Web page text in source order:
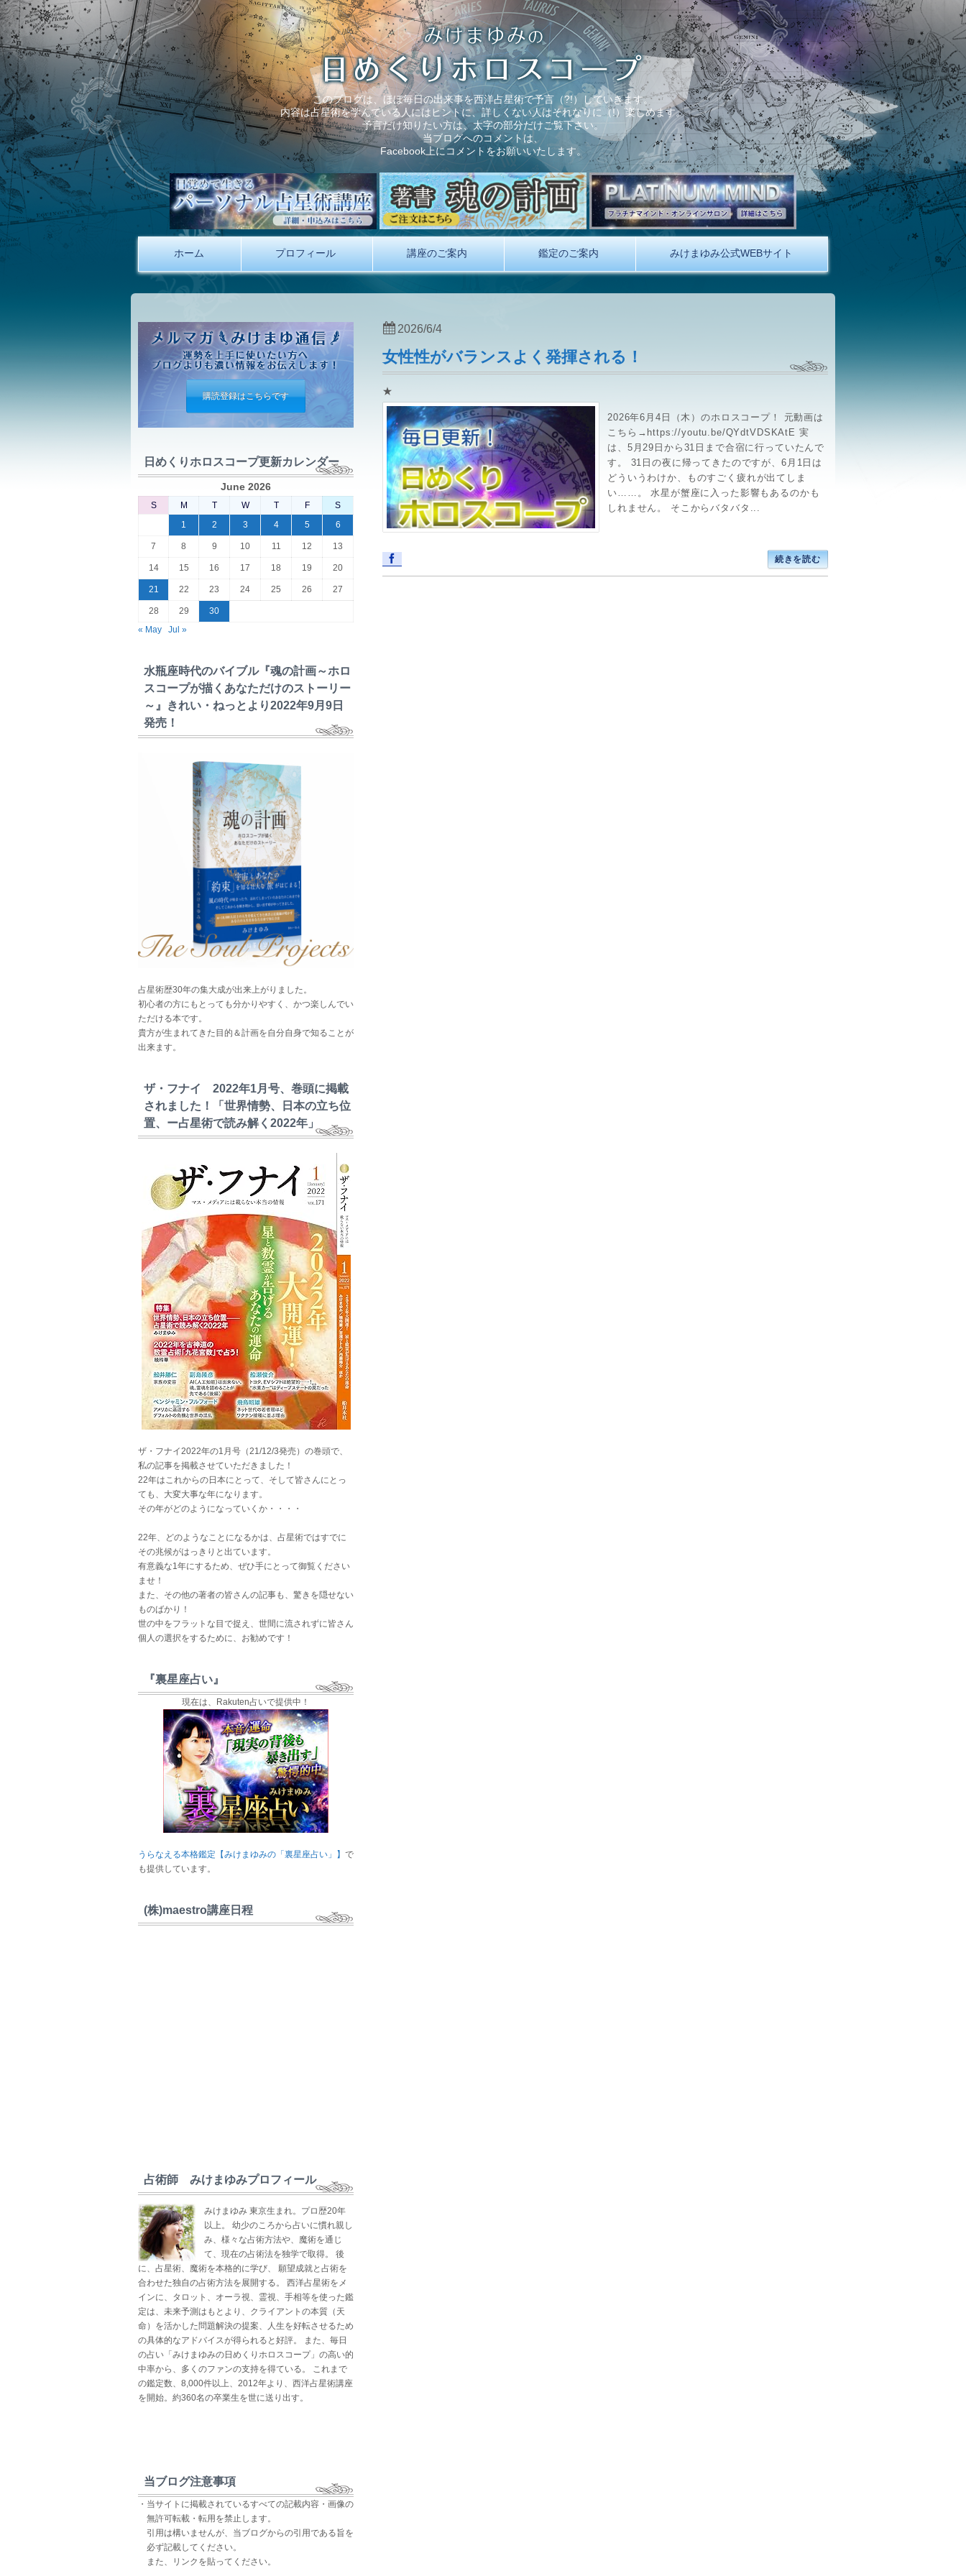
このブログは、ほぼ毎日の出来事を西洋占星術で予言（?!）していきます。
内容は占星術を学んでいる人にはヒントに、詳しくない人はそれなりに（!）楽しめます。
予言だけ知りたい方は、太字の部分だけご覧下さい。
当ブログへのコメントは、
Facebook上にコメントをお願いいたします。
ホーム プロフィール 講座のご案内 鑑定のご案内 みけまゆみ公式WEBサイト
女性性がバランスよく発揮される！
★
2026年6月4日（木）のホロスコープ！ 元動画は
こちら→https://youtu.be/QYdtVDSKAtE 実
は、5月29日から31日まで合宿に行っていたんで
す。 31日の夜に帰ってきたのですが、6月1日は
どういうわけか、ものすごく疲れが出てしま
い……。 水星が蟹座に入った影響もあるのかも
しれません。 そこからバタバタ...
続きを読む
2026/6/4
購読登録はこちらです
日めくりホロスコープ更新カレンダー
June 2026
S M T W T F
S
1
2 3 4 5 6
7 8 9 10 11 12 13
14 15 16 17 18 19 20
21 22 23 24 25 26 27
28 29
30
« May
Jul »
水瓶座時代のバイブル『魂の計画～ホロ
スコープが描くあなただけのストーリー
～』きれい・ねっとより2022年9月9日
発売！
占星術歴30年の集大成が出来上がりました。
初心者の方にもとっても分かりやすく、かつ楽しんでい
ただける本です。
貴方が生まれてきた目的＆計画を自分自身で知ることが
出来ます。
ザ・フナイ 2022年1月号、巻頭に掲載
されました！「世界情勢、日本の立ち位
置、ー占星術で読み解く2022年」
ザ・フナイ2022年の1月号（21/12/3発売）の巻頭で、
私の記事を掲載させていただきました！
22年はこれからの日本にとって、そして皆さんにとっ
ても、大変大事な年になります。
その年がどのようになっていくか・・・・
22年、どのようなことになるかは、占星術ではすでに
その兆候がはっきりと出ています。
有意義な1年にするため、ぜひ手にとって御覧ください
ませ！
また、その他の著者の皆さんの記事も、驚きを隠せない
ものばかり！
世の中をフラットな目で捉え、世間に流されずに皆さん
個人の選択をするために、お勧めです！
『裏星座占い』
現在は、Rakuten占いで提供中！
うらなえる本格鑑定【みけまゆみの「裏星座占い」】 で
も提供しています。
(株)maestro講座日程
占術師 みけまゆみプロフィール
みけまゆみ 東京生まれ。プロ歴20年
以上。 幼少のころから占いに慣れ親し
み、様々な占術方法や、魔術を通じ
て、現在の占術法を独学で取得。 後
に、占星術、魔術を本格的に学び、 願望成就と占術を
合わせた独自の占術方法を展開する。 西洋占星術をメ
インに、タロット、オーラ視、霊視、手相等を使った鑑
定は、未来予測はもとより、クライアントの本質（天
命）を活かした問題解決の提案、人生を好転させるため
の具体的なアドバイスが得られると好評。 また、毎日
の占い「みけまゆみの日めくりホロスコープ」の高い的
中率から、多くのファンの支持を得ている。 これまで
の鑑定数、8,000件以上、2012年より、西洋占星術講座
を開始。約360名の卒業生を世に送り出す。
当ブログ注意事項
・当サイトに掲載されているすべての記載内容・画像の
無許可転載・転用を禁止します。
引用は構いませんが、当ブログからの引用である旨を
必ず記載してください。
また、リンクを貼ってください。